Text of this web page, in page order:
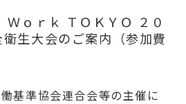
Ｗｏｒｋ ＴＯＫＹＯ ２０
生大会のご案内（参加費
基準協会連合会等の主催に